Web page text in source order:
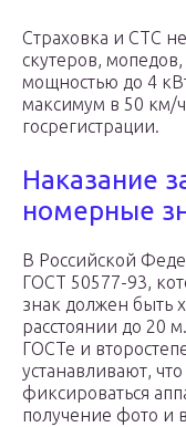
Страховка и СТС
скутеров,
мощностью до 4
максимум в 50 км/
госрегистрации.
Наказание
номерные
В Российской
ГОСТ 50577-93,
знак должен быть
расстоянии до 20
ГОСТе и
устанавливают,
фиксироваться
получение фото и